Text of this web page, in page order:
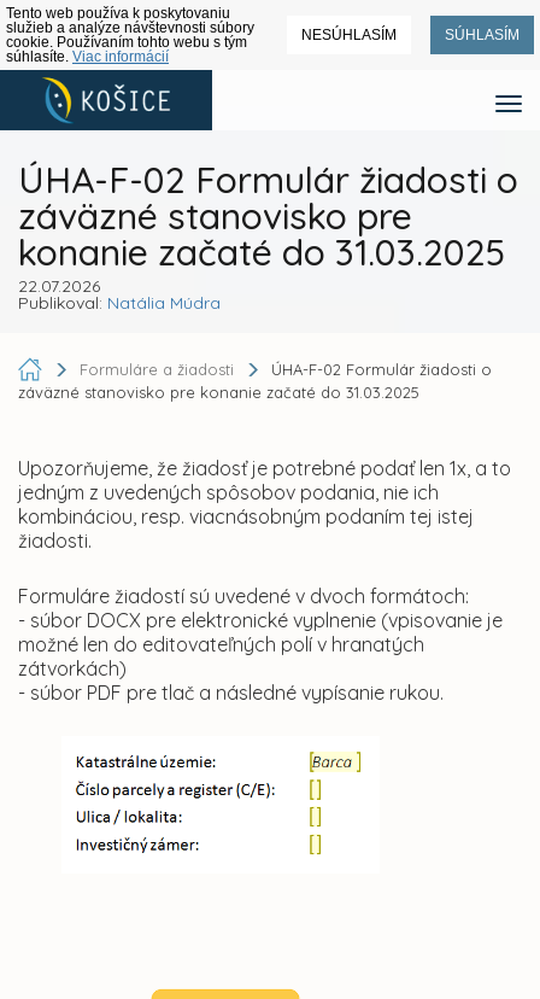
Tento web používa k poskytovaniu
služieb a analýze návštevnosti súbory
cookie. Používaním tohto webu s tým
súhlasíte. Viac informácií
NESÚHLASÍM SÚHLASÍM
ÚHA-F-02 Formulár žiadosti o
záväzné stanovisko pre
konanie začaté do 31.03.2025
22.07.2026
Publikoval: Natália Múdra
Formuláre a žiadosti
ÚHA-F-02 Formulár žiadosti o
záväzné stanovisko pre konanie začaté do 31.03.2025
Upozorňujeme, že žiadosť je potrebné podať len 1x, a to
jedným z uvedených spôsobov podania, nie ich
kombináciou, resp. viacnásobným podaním tej istej
žiadosti.
Formuláre žiadostí sú uvedené v dvoch formátoch:
- súbor DOCX pre elektronické vyplnenie (vpisovanie je
možné len do editovateľných polí v hranatých
zátvorkách)
- súbor PDF pre tlač a následné vypísanie rukou.